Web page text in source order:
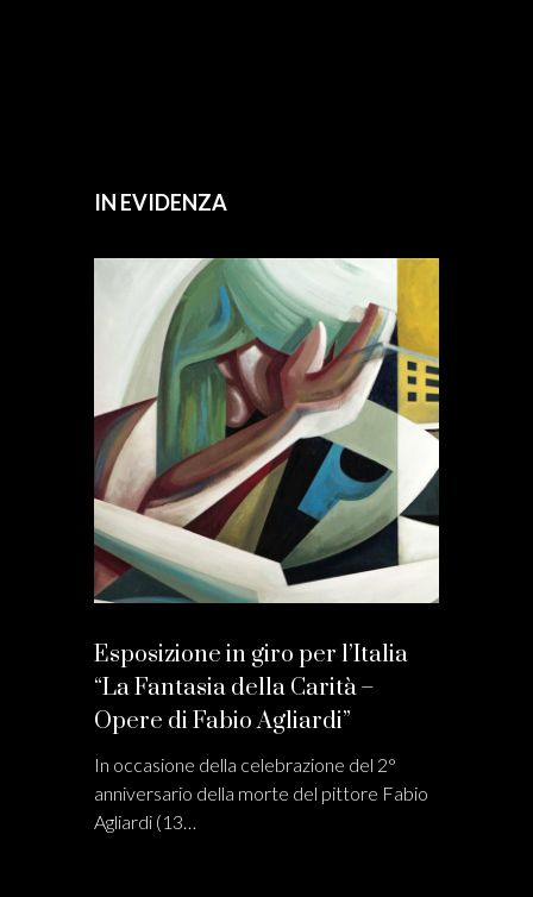
IN EVIDENZA
Esposizione in giro per l’Italia
“La Fantasia della Carità –
Opere di Fabio Agliardi”
In occasione della celebrazione del 2°
anniversario della morte del pittore Fabio
Agliardi (13…